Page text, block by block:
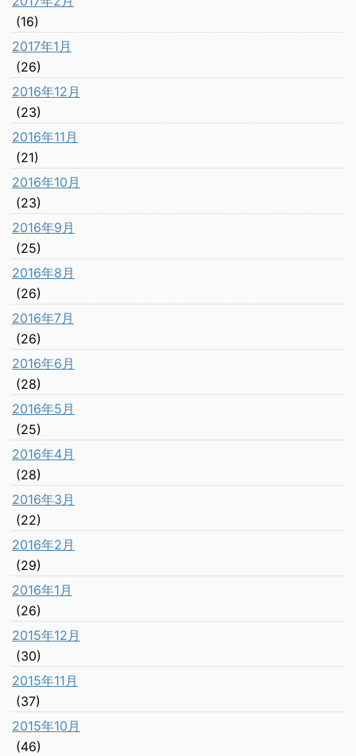
(16)
2017年1月
(26)
2016年12月
(23)
2016年11月
(21)
2016年10月
(23)
2016年9月
(25)
2016年8月
(26)
2016年7月
(26)
2016年6月
(28)
2016年5月
(25)
2016年4月
(28)
2016年3月
(22)
2016年2月
(29)
2016年1月
(26)
2015年12月
(30)
2015年11月
(37)
2015年10月
(46)